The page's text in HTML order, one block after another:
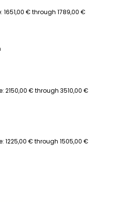
1651,00 € through 1789,00 €
2150,00 € through 3510,00 €
1225,00 € through 1505,00 €